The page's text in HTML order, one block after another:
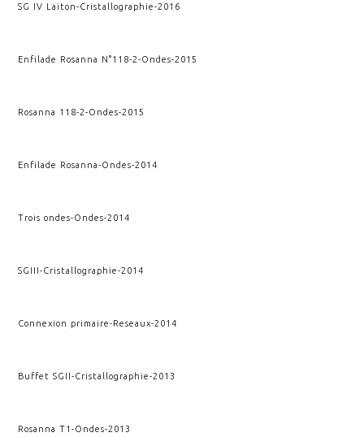
SG IV Laiton-Cristallographie-2016
Enfilade Rosanna N°118-2-Ondes-2015
Rosanna 118-2-Ondes-2015
Enfilade Rosanna-Ondes-2014
Trois ondes-Ondes-2014
SGIII-Cristallographie-2014
Connexion primaire-Reseaux-2014
Buffet SGII-Cristallographie-2013
Rosanna T1-Ondes-2013